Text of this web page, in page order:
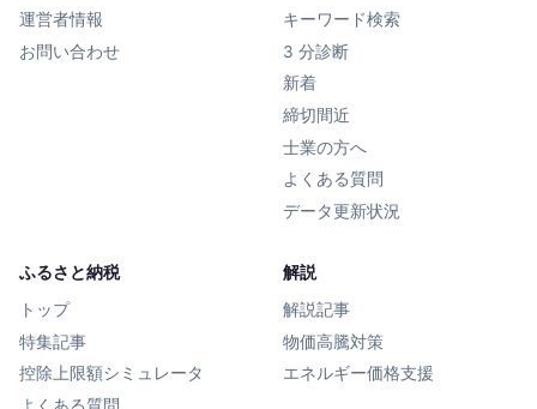
運営者情報
お問い合わせ
キーワード検索
3 分診断
新着
締切間近
士業の方へ
よくある質問
データ更新状況
ふるさと納税
トップ
特集記事
控除上限額シミュレータ
よくある質問
解説
解説記事
物価高騰対策
エネルギー価格支援